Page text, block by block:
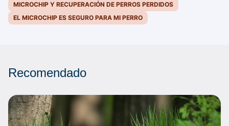
MICROCHIP Y RECUPERACIÓN DE PERROS PERDIDOS
EL MICROCHIP ES SEGURO PARA MI PERRO
Recomendado